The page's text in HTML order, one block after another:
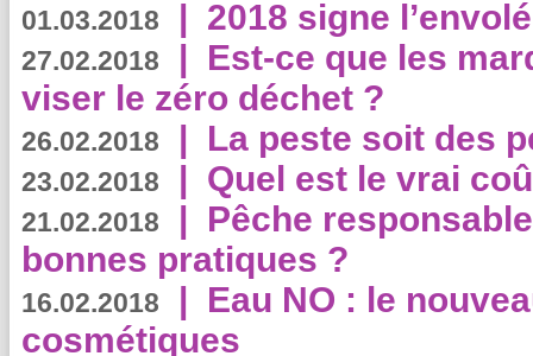
01.03.2018 | 2018 signe
27.02.2018 | Est-ce que les
viser le zéro déchet ?
26.02.2018 | La peste soit des
23.02.2018 | Quel est le vrai
21.02.2018 | Pêche
bonnes pratiques ?
16.02.2018 | Eau NO : le
cosmétiques